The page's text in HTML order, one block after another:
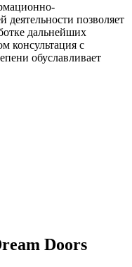
деятельности позволяет
дальнейших
консультация с
обуславливает
Doors